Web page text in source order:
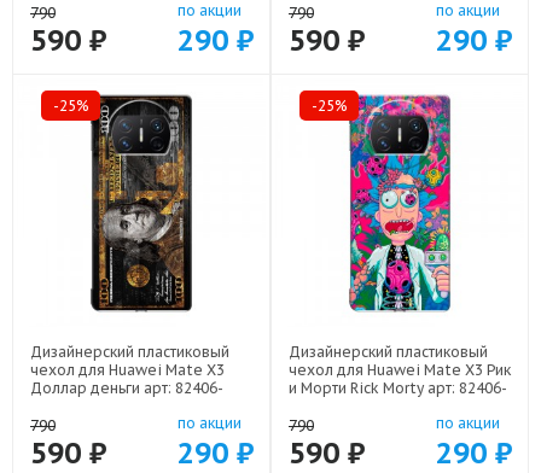
790
590 ₽
по акции
290 ₽
790
590 ₽
по акции
290 ₽
-25%
Дизайнерский пластиковый
чехол для Huawei Mate X3
Доллар деньги арт: 82406-
790
590 ₽
по акции
290 ₽
-25%
Дизайнерский пластиковый
чехол для Huawei Mate X3 Рик
и Морти Rick Morty арт: 82406-
790
590 ₽
по акции
290 ₽